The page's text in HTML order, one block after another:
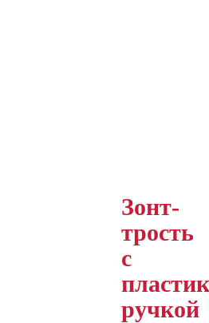
Зонт-
трость
с
ручкой